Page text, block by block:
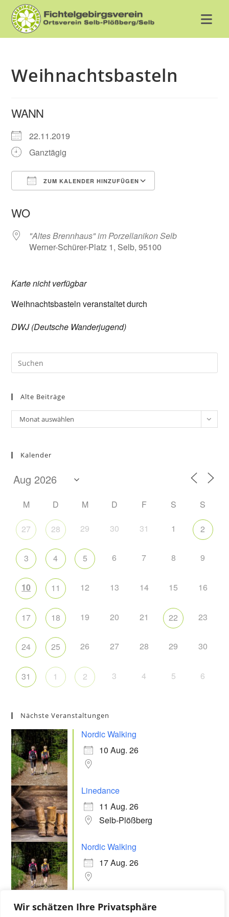
Wir schätzen Ihre Privatsphäre
Inhalt
springen
Weihnachtsbasteln
WANN
22.11.2019
Ganztägig
ZUM KALENDER HINZUFÜGEN
WO
"Altes Brennhaus" im Porzellanikon Selb
Werner-Schürer-Platz 1, Selb, 95100
Karte nicht verfügbar
Weihnachtsbasteln veranstaltet durch
DWJ (Deutsche Wanderjugend)
the
Alte Beiträge
Alte
Beiträge
Monat auswählen
Kalender
M D M D F S S
27 28 29 30 31 1 2
3 4 5 6 7 8 9
10 11 12 13 14 15 16
17 18 19 20 21 22 23
24 25 26 27 28 29 30
31 1 2 3 4 5 6
Nächste Veranstaltungen
Nordic Walking
10 Aug. 26
Linedance
11 Aug. 26
Selb-Plößberg
Nordic Walking
17 Aug. 26
Linedance